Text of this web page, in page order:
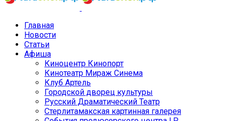
Главная
Новости
Статьи
Афиша
Киноцентр Кинопорт
Кинотеатр Мираж Синема
Клуб Артель
Городской дворец культуры
Русский Драматический Театр
Стерлитамакская картинная галерея